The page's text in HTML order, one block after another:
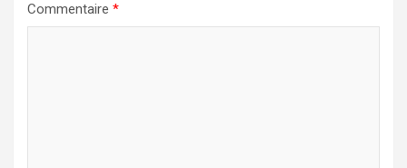
Commentaire *